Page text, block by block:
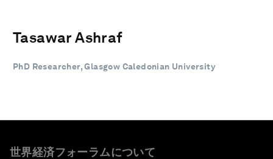
Tasawar Ashraf
PhD Researcher, Glasgow Caledonian University
世界経済フォーラムについて